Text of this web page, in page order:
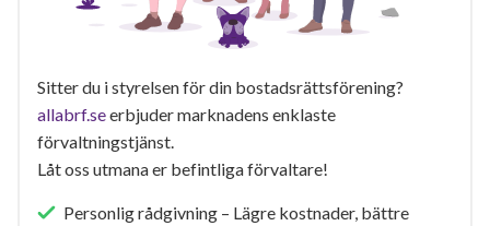
Sitter du i styrelsen för din bostadsrättsförening?
allabrf.seerbjuder marknadens enklaste
förvaltningstjänst.
Låt oss utmana er befintliga förvaltare!
Personlig rådgivning – Lägre kostnader, bättre